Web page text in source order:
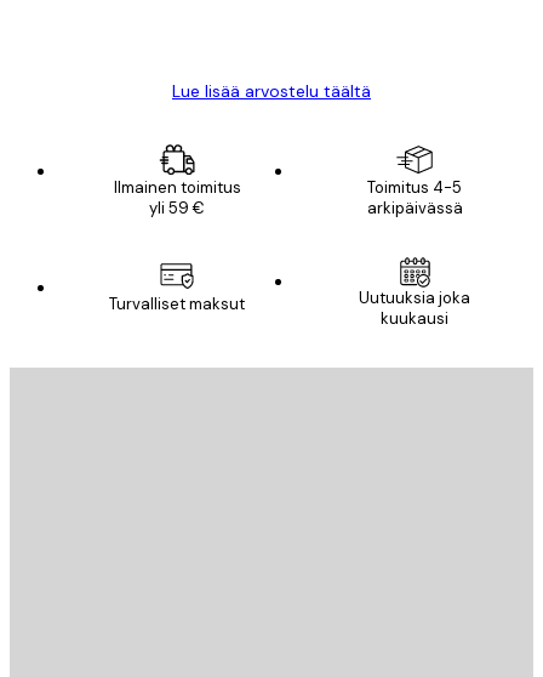
Lue lisää arvostelu täältä
Ilmainen toimitus
yli 59 €
Toimitus 4-5
arkipäivässä
Turvalliset maksut
Uutuuksia joka
kuukausi